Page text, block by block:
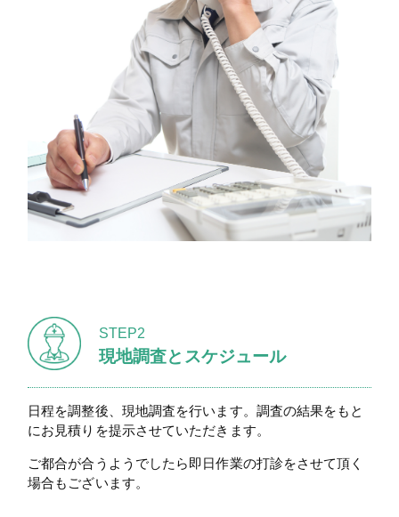
現地調査とスケジュール
STEP2
日程を調整後、現地調査を行います。調査の結果をもと
にお見積りを提示させていただきます。
ご都合が合うようでしたら即日作業の打診をさせて頂く
場合もございます。